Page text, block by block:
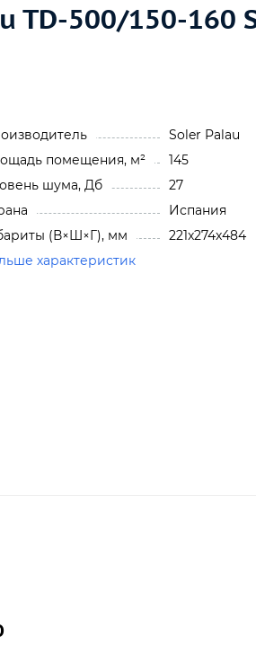
TD-500/150-160
Soler Palau
помещения, м²
145
шума, Дб
27
Испания
(В×Ш×Г), мм
221x274x484
характеристик